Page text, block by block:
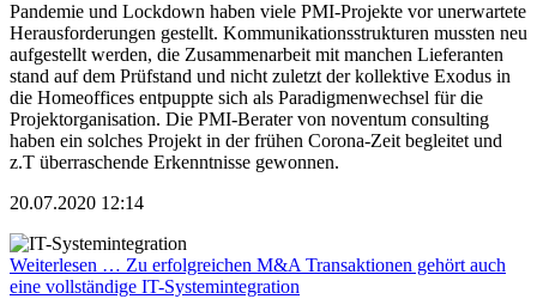
Pandemie und Lockdown haben viele PMI-Projekte vor unerwartete
Herausforderungen gestellt. Kommunikationsstrukturen mussten neu
aufgestellt werden, die Zusammenarbeit mit manchen Lieferanten
stand auf dem Prüfstand und nicht zuletzt der kollektive Exodus in
die Homeoffices entpuppte sich als Paradigmenwechsel für die
Projektorganisation. Die PMI-Berater von noventum consulting
haben ein solches Projekt in der frühen Corona-Zeit begleitet und
z.T überraschende Erkenntnisse gewonnen.
20.07.2020 12:14
Weiterlesen … Zu erfolgreichen M&A Transaktionen gehört auch
eine vollständige IT-Systemintegration